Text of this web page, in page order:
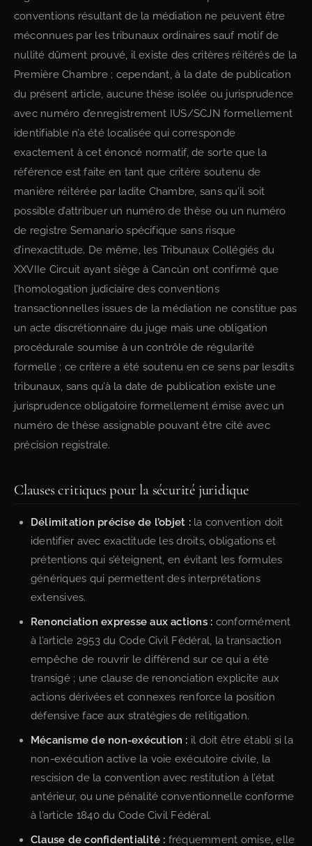
conventions résultant de la médiation ne peuvent être
méconnues par les tribunaux ordinaires sauf motif de
nullité dûment prouvé, il existe des critères réitérés de la
Première Chambre ; cependant, à la date de publication
du présent article, aucune thèse isolée ou jurisprudence
avec numéro d’enregistrement IUS/SCJN formellement
identifiable n’a été localisée qui corresponde
exactement à cet énoncé normatif, de sorte que la
référence est faite en tant que critère soutenu de
manière réitérée par ladite Chambre, sans qu’il soit
possible d’attribuer un numéro de thèse ou un numéro
de registre Semanario spécifique sans risque
d’inexactitude. De même, les Tribunaux Collégiés du
XXVIIe Circuit ayant siège à Cancún ont confirmé que
l’homologation judiciaire des conventions
transactionnelles issues de la médiation ne constitue pas
un acte discrétionnaire du juge mais une obligation
procédurale soumise à un contrôle de régularité
formelle ; ce critère a été soutenu en ce sens par lesdits
tribunaux, sans qu’à la date de publication existe une
jurisprudence obligatoire formellement émise avec un
numéro de thèse assignable pouvant être cité avec
précision registrale.
Clauses critiques pour la sécurité juridique
Délimitation précise de l’objet :la convention doit
identifier avec exactitude les droits, obligations et
prétentions qui s’éteignent, en évitant les formules
génériques qui permettent des interprétations
extensives.
Renonciation expresse aux actions : conformément
à l’article 2953 du Code Civil Fédéral, la transaction
empêche de rouvrir le différend sur ce qui a été
transigé ; une clause de renonciation explicite aux
actions dérivées et connexes renforce la position
défensive face aux stratégies de relitigation.
Mécanisme de non-exécution : il doit être établi si la
non-exécution active la voie exécutoire civile, la
rescision de la convention avec restitution à l’état
antérieur, ou une pénalité conventionnelle conforme
à l’article 1840 du Code Civil Fédéral.
Clause de confidentialité : fréquemment omise, elle